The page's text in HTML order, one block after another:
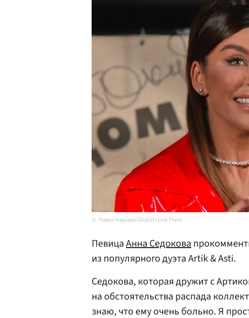
Павел Кашаев/Global Look Press
ПевицаАнна Седокова
из популярного дуэта Artik & Asti.
Седокова, которая дружит с
на обстоятельства распада
знаю, что ему очень больно. Я